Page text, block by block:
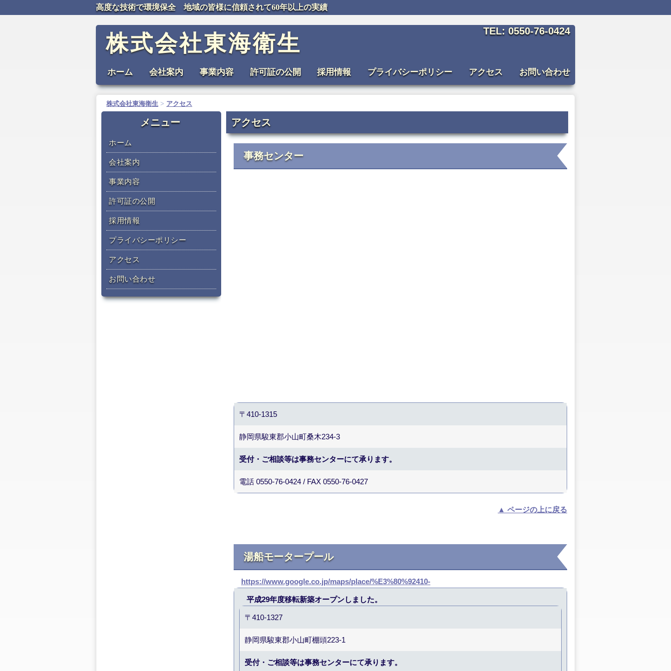
株式会社東海衛生
高度な技術で環境保全 地域の皆様に信頼されて60年以上の実績
TEL: 0550-76-0424
メインメニュー
ン
ホーム 会社案内 事業内容 許可証の公開 採用情報 プライバシーポリシー アクセス お問い合わせ
株式会社東海衛生 > アクセス
アクセス
事務センター
〒410-1315
静岡県駿東郡小山町桑木234-3
受付・ご相談等は事務センターにて承ります。
電話 0550-76-0424 / FAX 0550-76-0427
▲ ページの上に戻る
湯船モータープール
https://www.google.co.jp/maps/place/%E3%80%92410-
平成29年度移転新築オープンしました。
〒410-1327
静岡県駿東郡小山町棚頭223-1
受付・ご相談等は事務センターにて承ります。
メニュー
ホーム
会社案内
事業内容
許可証の公開
採用情報
プライバシーポリシー
アクセス
お問い合わせ